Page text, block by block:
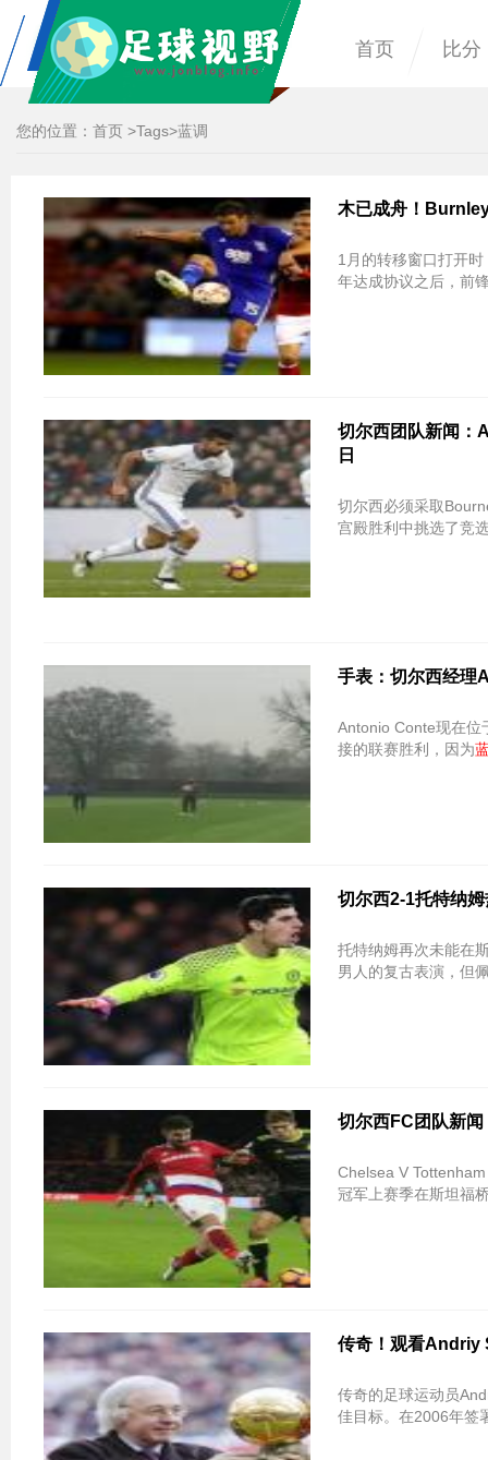
首页 比分
您的位置： 首页 >Tags>蓝调
木已成舟！
1月的转移窗口打开
年达成协议之后，前
切尔西团队新闻：
日
切尔西必须采取
宫殿胜利中挑选了竞
手表：切尔西经理
Antonio Conte现在位
接的联赛胜利，因为
切尔西2-1托特纳
托特纳姆再次未能在
男人的复古表演，但
切尔西FC团队新
Chelsea V
冠军上赛季在斯坦福
传奇！观看Andriy
传奇的足球运动员
佳目标。在2006年签